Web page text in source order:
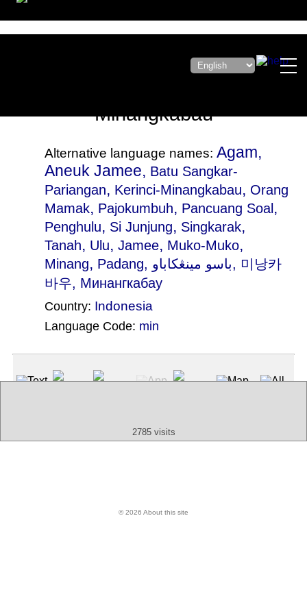
Minangkabau
Alternative language names: Agam,
Aneuk Jamee, Batu Sangkar-
Pariangan, Kerinci-Minangkabau, Orang
Mamak, Pajokumbuh, Pancuang Soal,
Penghulu, Si Junjung, Singkarak,
Tanah, Ulu, Jamee, Muko-Muko,
Minang, Padang, باسو مينڠكاباو, 미낭카
바우, Минангкабау
Country: Indonesia
Language Code: min
2785 visits
© 2026 About this site